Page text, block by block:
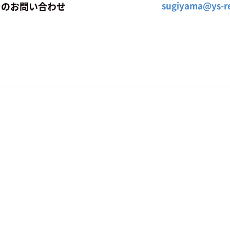
お問い合わせ sugiyama@ys-